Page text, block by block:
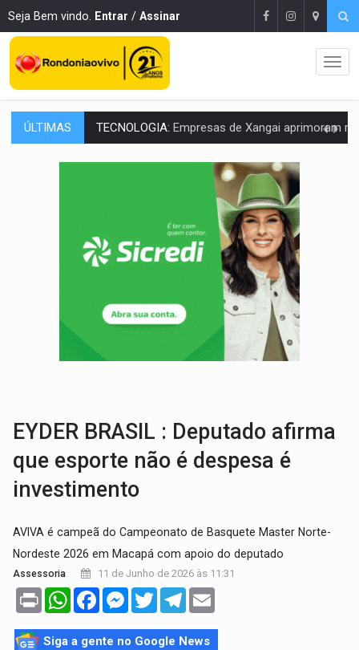
Seja Bem vindo. Entrar / Assinar
ÚLTIMAS PROTEGE A TERRA:China descobre como explodir asteroide com bomba
VÍDEO:Motociclista morre após bater na traseira de
Essa receita com frango virou o meu
EMPREENDEDORISMO: 7 negócios que podem começar com pouco dinheiro e
GIGANTE DA AMÉRICA: Brasil reúne dimensão continental e posição
10 dicas importantes para quem quer
VARCENA:Cientistas descobrem nova espécie de rã em florestas
BARGANHA: Vai comprar celular usado? Veja como consultar o
EYDER BRASIL : Deputado afirma
que esporte não é despesa é
investimento
AVIVA é campeã do Campeonato de Basquete Master Norte-
Nordeste 2026 em Macapá com apoio do deputado
Assessoria 11 de Junho de 2026 às 11:31
Print WhatsAppFacebookMessenger
TwitterTelegram
Siga a gente no Google News